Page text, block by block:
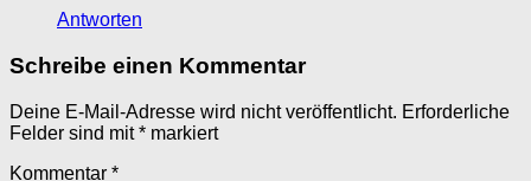
Antworten
Schreibe einen Kommentar
Deine E-Mail-Adresse wird nicht veröffentlicht. Erforderliche
Felder sind mit* markiert
Kommentar *